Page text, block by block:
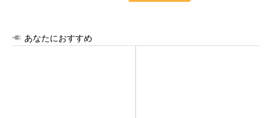
あなたにおすすめ